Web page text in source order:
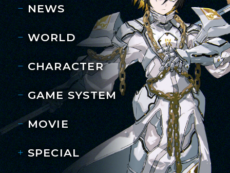
NEWS
WORLD
CHARACTER
GAME SYSTEM
MOVIE
SPECIAL